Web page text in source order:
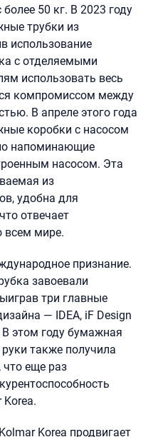
50 кг. В 2023 году
трубки из
использование
с отделяемыми
использовать весь
компромиссом между
В апреле этого года
коробки с насосом
напоминающие
насосом. Эта
из
удобна для
отвечает
всем мире.
признание.
завоевали
три главные
— IDEA, iF Design
В этом году бумажная
также получила
что еще раз
Korea продвигает